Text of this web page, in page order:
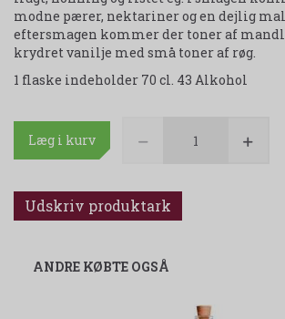
modne pærer, nektariner og en dejlig
eftersmagen kommer der toner af
krydret vanilje med små toner af røg.
1 flaske indeholder 70 cl. 43 Alkohol
Læg i kurv
Udskriv produktark
ANDRE KØBTE OGSÅ